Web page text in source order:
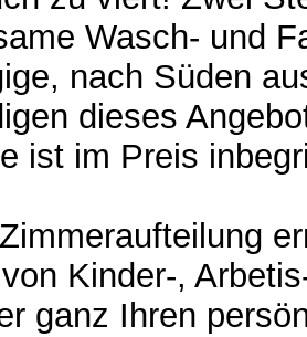
Wasch- und
nach Süden
dieses
ist im Preis
Kinder-,
ganz Ihren